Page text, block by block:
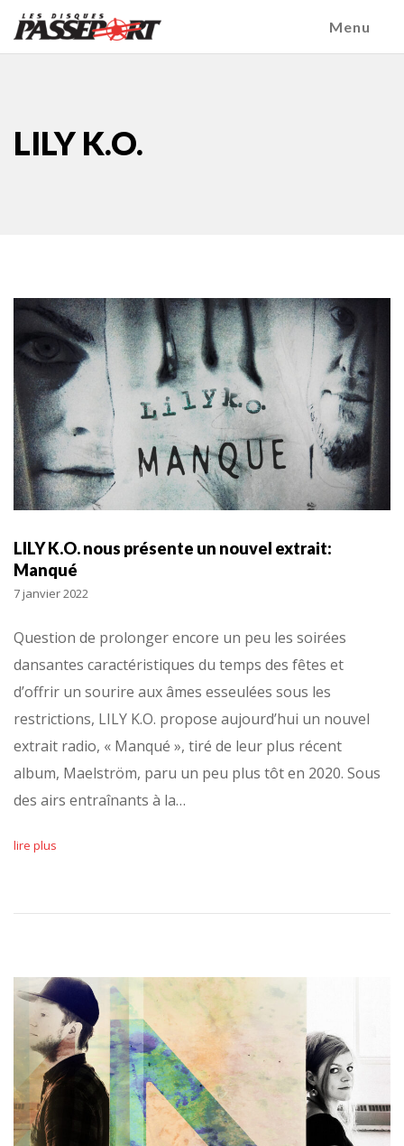
Menu
LILY K.O.
LILY K.O. nous présente un nouvel extrait:
Manqué
7 janvier 2022
Question de prolonger encore un peu les soirées
dansantes caractéristiques du temps des fêtes et
d’offrir un sourire aux âmes esseulées sous les
restrictions, LILY K.O. propose aujourd’hui un nouvel
extrait radio, « Manqué », tiré de leur plus récent
album, Maelström, paru un peu plus tôt en 2020. Sous
des airs entraînants à la…
lire plus